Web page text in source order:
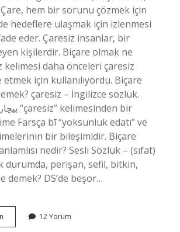
Çare, hem bir sorunu çözmek için
hedeflere ulaşmak için izlenmesi
eder. Çaresiz insanlar, bir
kişilerdir. Biçare olmak ne
kelimesi daha önceleri çaresiz
için kullanılıyordu. Biçare
çaresiz – İngilizce sözlük.
Farsça bī “yoksunluk edatı” ve
bir bileşimidir. Biçare
nedir? Sesli Sözlük – (sıfat)
durumda, perişan, sefil, bitkin,
demek? DS’de beşor…
Ne
12 Yorum